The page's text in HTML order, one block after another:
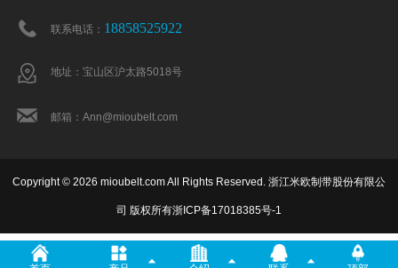
联系电话： 18858525922
地址：宝山区沪太路5018号
邮箱：Ann@mioubelt.com
Copyright © 2026 mioubelt.com All Rights Reserved. 浙江米欧制带股份有限公
司 版权所有浙ICP备17018385号-1